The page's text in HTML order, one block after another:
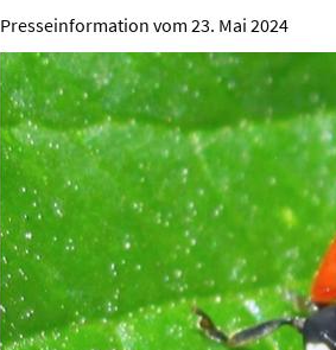
Presseinformation vom 23. Mai 2024